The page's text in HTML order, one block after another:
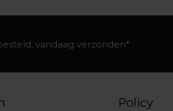
vandaag verzonden*
Policy